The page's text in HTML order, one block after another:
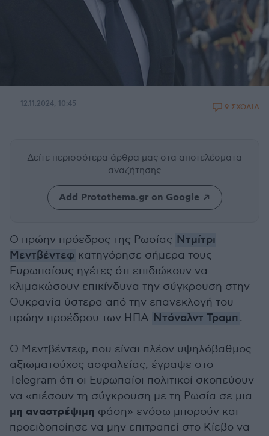
12.11.2024, 10:45 9 ΣΧΟΛΙΑ
Δείτε περισσότερα άρθρα μας στα αποτελέσματα
αναζήτησης
Add Protothema.gr on Google
Ο πρώην πρόεδρος της Ρωσίας Ντμίτρι
Μεντβέντεφ κατηγόρησε σήμερα τους
Ευρωπαίους ηγέτες ότι επιδιώκουν να
κλιμακώσουν επικίνδυνα την σύγκρουση στην
Ουκρανία ύστερα από την επανεκλογή του
πρώην προέδρου των ΗΠΑ Ντόναλντ Τραμπ .
Ο Μεντβέντεφ, που είναι πλέον υψηλόβαθμος
αξιωματούχος ασφαλείας, έγραψε στο
Telegram ότι οι Ευρωπαίοι πολιτικοί σκοπεύουν
να «πιέσουν τη σύγκρουση με τη Ρωσία σε μια
μη αναστρέψιμη φάση» ενόσω μπορούν και
προειδοποίησε να μην επιτραπεί στο Κίεβο να